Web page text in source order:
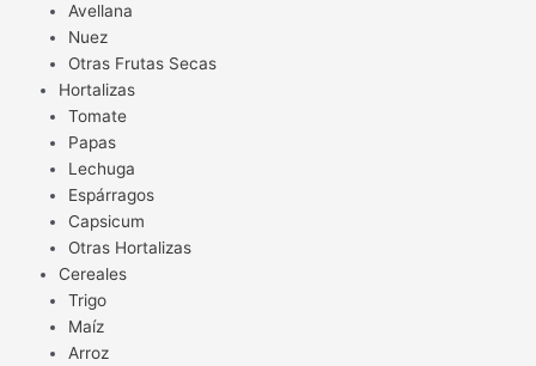
Avellana
Nuez
Otras Frutas Secas
Hortalizas
Tomate
Papas
Lechuga
Espárragos
Capsicum
Otras Hortalizas
Cereales
Trigo
Maíz
Arroz